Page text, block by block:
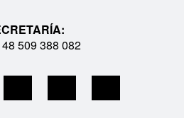
509 388 082